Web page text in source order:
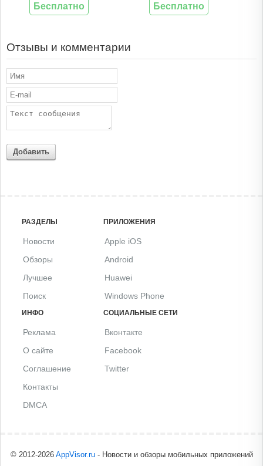
Бесплатно Бесплатно
Отзывы и комментарии
Добавить
РАЗДЕЛЫ
Новости
Обзоры
Лучшее
Поиск
ПРИЛОЖЕНИЯ
Apple iOS
Android
Huawei
Windows Phone
ИНФО
Реклама
О сайте
Соглашение
Контакты
DMCA
СОЦИАЛЬНЫЕ СЕТИ
Вконтакте
Facebook
Twitter
© 2012-2026 AppVisor.ru- Новости и обзоры мобильных приложений